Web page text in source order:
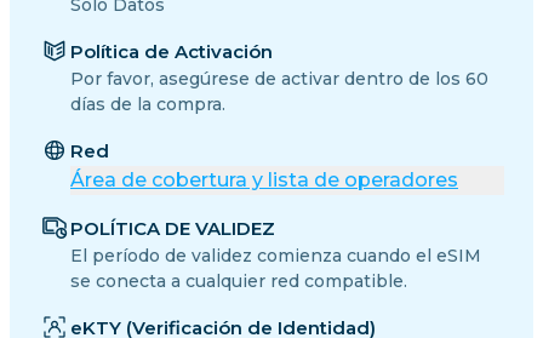
Solo Datos
Política de Activación
Por favor, asegúrese de activar dentro de los 60
días de la compra.
Red
Área de cobertura y lista de operadores
POLÍTICA DE VALIDEZ
El período de validez comienza cuando el eSIM
se conecta a cualquier red compatible.
eKTY (Verificación de Identidad)